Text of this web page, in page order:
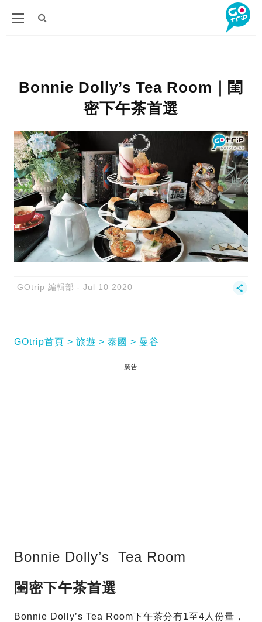
Bonnie Dolly’s Tea Room｜閨
密下午茶首選
GOtrip 編輯部 Jul 10 2020
GOtrip首頁 旅遊 泰國 曼谷
廣告
Bonnie Dolly’s Tea Room
閨密下午茶首選
Bonnie Dolly’s Tea Room下午茶分有1至4人份量，